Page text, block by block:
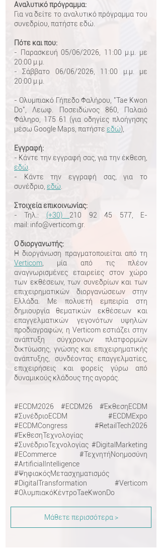
Αναλυτικό πρόγραμμα:
Για να δείτε το αναλυτικό πρόγραμμα του
συνεδρίου, πατήστε εδώ
Πότε και που:
- Παρασκευή 05/06/2026, 11:00 μ.μ. με
20:00 μ.μ.
- Σάββατο 06/06/2026, 11:00 μ.μ. με
20:00 μ.μ.
- Ολυμπιακό Γήπεδο Φαλήρου, "Tae Kwon
Do", Λεωφ. Ποσειδώνος 860, Παλαιό
Φάληρο, 175 61 (για οδηγίες πλοήγησης
μέσω Google Maps, πατήστε εδώ),
Εγγραφή:
- Κάντε την εγγραφή σας, για την έκθεση,
εδώ
- Κάντε την εγγραφή σας, για το
συνέδριο, εδώ
Στοιχεία επικοινωνίας:
- Τηλ.: (+30) 210 92 45 577 , E-
mail: info@verticom.gr.
Ο διοργανωτής:
Η διοργάνωση πραγματοποιείται από τη
Verticom , μία από τις πλέον
αναγνωρισμένες εταιρείες στον χώρο
των εκθέσεων, των συνεδρίων και των
επιχειρηματικών διοργανώσεων στην
Ελλάδα. Με πολυετή εμπειρία στη
δημιουργία θεματικών εκθέσεων και
επαγγελματικών γεγονότων υψηλών
προδιαγραφών, η Verticom εστιάζει στην
ανάπτυξη σύγχρονων πλατφορμών
δικτύωσης, γνώσης και επιχειρηματικής
ανάπτυξης, συνδέοντας επαγγελματίες,
επιχειρήσεις και φορείς γύρω από
δυναμικούς κλάδους της αγοράς.
#ECDM2026 #ECDM26 #ΈκθεσηECDM
#ΣυνέδριοECDM #ECDMExpo
#ECDMCongress #RetailTech2026
#ΈκθεσηΤεχνολογίας
#ΣυνέδριοΤεχνολογίας #DigitalMarketing
#ECommerce #ΤεχνητήΝοημοσύνη
#ArtificialIntelligence
#ΨηφιακόςΜετασχηματισμός
#DigitalTransformation #Verticom
#ΟλυμπιακόΚέντροTaeKwonDo
Μάθετε περισσότερα >